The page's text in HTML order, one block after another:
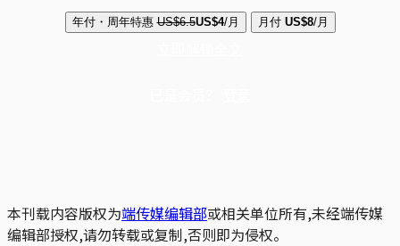
年付・周年特惠 US$6.5US$4/月 月付 US$8/月
本刊载内容版权为端传媒编辑部或相关单位所有,未经端传媒
编辑部授权,请勿转载或复制,否则即为侵权。